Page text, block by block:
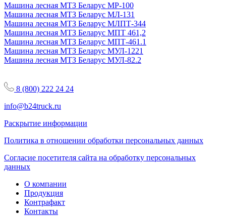
Машина лесная МТЗ Беларус МР-100
Машина лесная МТЗ Беларус МЛ-131
Машина лесная МТЗ Беларус МЛПТ-344
Машина лесная МТЗ Беларус МПТ 461,2
Машина лесная МТЗ Беларус МПТ-461.1
Машина лесная МТЗ Беларус МУЛ-1221
Машина лесная МТЗ Беларус МУЛ-82.2
8 (800) 222 24 24
info@b24truck.ru
Раскрытие информации
Политика в отношении обработки персональных данных
Согласие посетителя сайта на обработку персональных
данных
О компании
Продукция
Контрафакт
Контакты